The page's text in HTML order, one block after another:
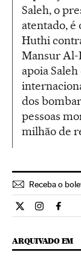
Saleh, o
atentado, é
Huthi
Mansur Al-
apoia
dos
pessoas
milhão de
Receba o
Internacional
ARQUIVADO EM